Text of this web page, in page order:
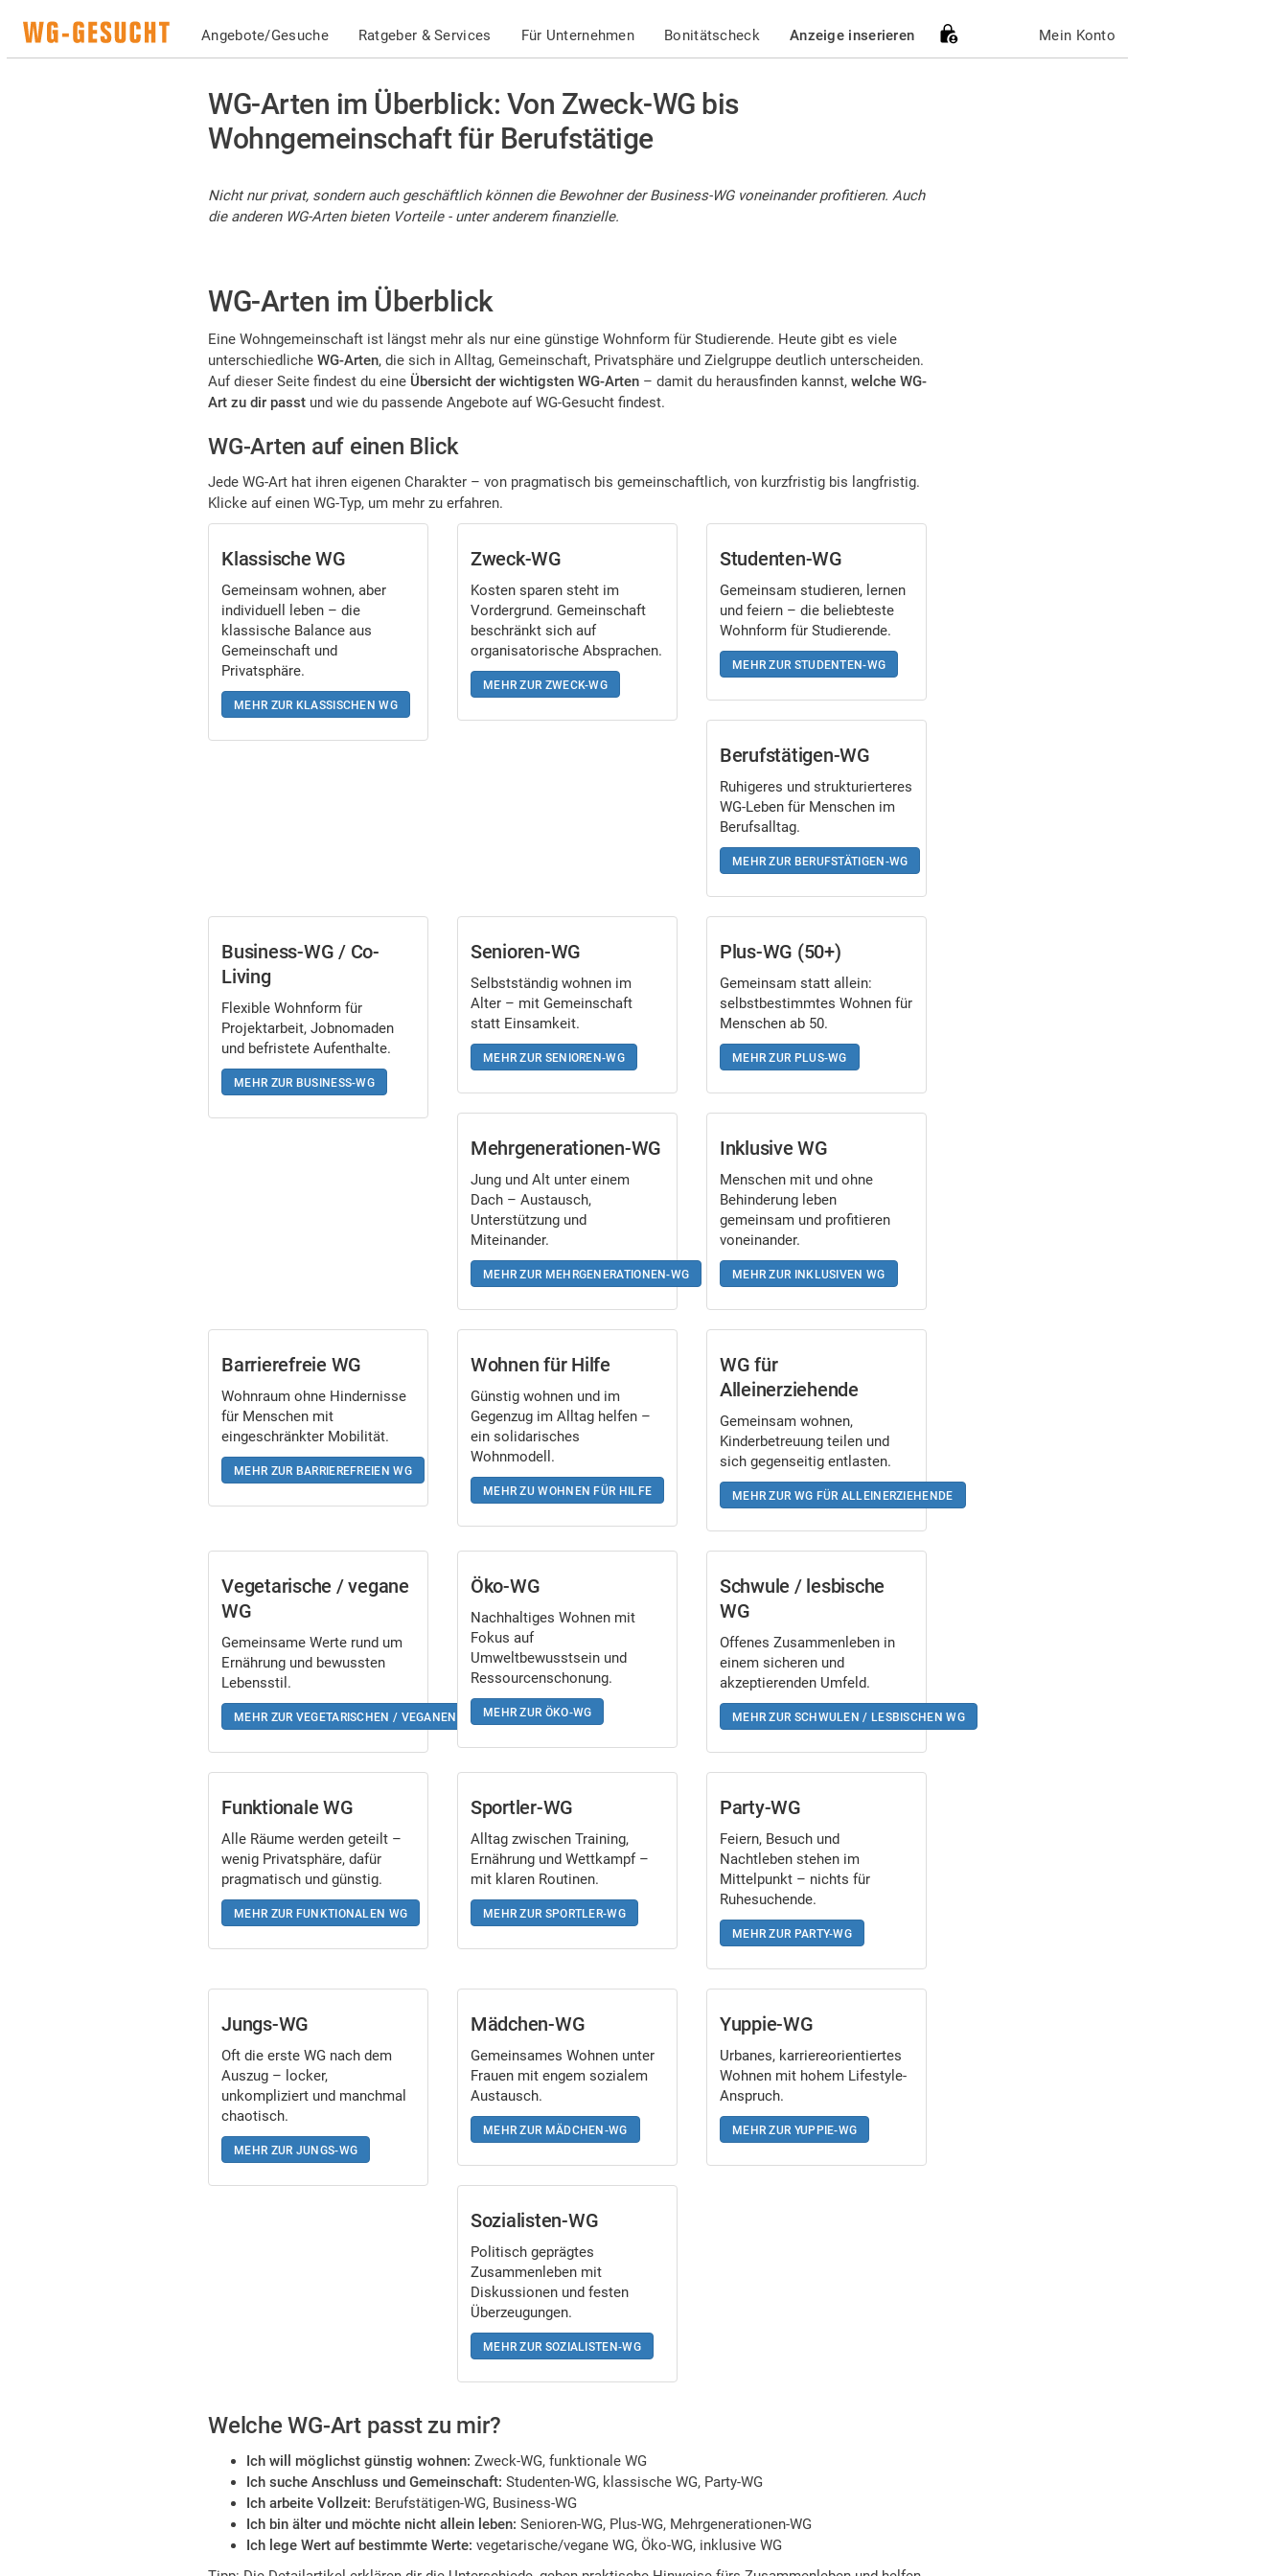
Angebote/Gesuche Ratgeber & Services Für Unternehmen Bonitätscheck Anzeige inserieren Mein Konto
WG-Arten im Überblick: Von Zweck-WG bis
Wohngemeinschaft für Berufstätige
Nicht nur privat, sondern auch geschäftlich können die Bewohner der Business-WG voneinander profitieren. Auch
die anderen WG-Arten bieten Vorteile - unter anderem finanzielle.
WG-Arten im Überblick
Eine Wohngemeinschaft ist längst mehr als nur eine günstige Wohnform für Studierende. Heute gibt es viele
unterschiedliche WG-Arten, die sich in Alltag, Gemeinschaft, Privatsphäre und Zielgruppe deutlich unterscheiden.
Auf dieser Seite findest du eine Übersicht der wichtigsten WG-Arten – damit du herausfinden kannst, welche WG-
Art zu dir passt und wie du passende Angebote auf WG-Gesucht findest.
WG-Arten auf einen Blick
Jede WG-Art hat ihren eigenen Charakter – von pragmatisch bis gemeinschaftlich, von kurzfristig bis langfristig.
Klicke auf einen WG-Typ, um mehr zu erfahren.
Klassische WG
Gemeinsam wohnen, aber
individuell leben – die
klassische Balance aus
Gemeinschaft und
Privatsphäre.
MEHR ZUR KLASSISCHEN WG
Zweck-WG
Kosten sparen steht im
Vordergrund. Gemeinschaft
beschränkt sich auf
organisatorische Absprachen.
MEHR ZUR ZWECK-WG
Studenten-WG
Gemeinsam studieren, lernen
und feiern – die beliebteste
Wohnform für Studierende.
MEHR ZUR STUDENTEN-WG
Berufstätigen-WG
Ruhigeres und strukturierteres
WG-Leben für Menschen im
Berufsalltag.
MEHR ZUR BERUFSTÄTIGEN-WG
Business-WG / Co-
Living
Flexible Wohnform für
Projektarbeit, Jobnomaden
und befristete Aufenthalte.
MEHR ZUR BUSINESS-WG
Senioren-WG
Selbstständig wohnen im
Alter – mit Gemeinschaft
statt Einsamkeit.
MEHR ZUR SENIOREN-WG
Plus-WG (50+)
Gemeinsam statt allein:
selbstbestimmtes Wohnen für
Menschen ab 50.
MEHR ZUR PLUS-WG
Mehrgenerationen-WG
Jung und Alt unter einem
Dach – Austausch,
Unterstützung und
Miteinander.
MEHR ZUR MEHRGENERATIONEN-WG
Inklusive WG
Menschen mit und ohne
Behinderung leben
gemeinsam und profitieren
voneinander.
MEHR ZUR INKLUSIVEN WG
Barrierefreie WG
Wohnraum ohne Hindernisse
für Menschen mit
eingeschränkter Mobilität.
MEHR ZUR BARRIEREFREIEN WG
Wohnen für Hilfe
Günstig wohnen und im
Gegenzug im Alltag helfen –
ein solidarisches
Wohnmodell.
MEHR ZU WOHNEN FÜR HILFE
WG für
Alleinerziehende
Gemeinsam wohnen,
Kinderbetreuung teilen und
sich gegenseitig entlasten.
MEHR ZUR WG FÜR ALLEINERZIEHENDE
Vegetarische / vegane
WG
Gemeinsame Werte rund um
Ernährung und bewussten
Lebensstil.
MEHR ZUR VEGETARISCHEN / VEGANEN WG
Öko-WG
Nachhaltiges Wohnen mit
Fokus auf
Umweltbewusstsein und
Ressourcenschonung.
MEHR ZUR ÖKO-WG
Schwule / lesbische
WG
Offenes Zusammenleben in
einem sicheren und
akzeptierenden Umfeld.
MEHR ZUR SCHWULEN / LESBISCHEN WG
Funktionale WG
Alle Räume werden geteilt –
wenig Privatsphäre, dafür
pragmatisch und günstig.
MEHR ZUR FUNKTIONALEN WG
Sportler-WG
Alltag zwischen Training,
Ernährung und Wettkampf –
mit klaren Routinen.
MEHR ZUR SPORTLER-WG
Party-WG
Feiern, Besuch und
Nachtleben stehen im
Mittelpunkt – nichts für
Ruhesuchende.
MEHR ZUR PARTY-WG
Jungs-WG
Oft die erste WG nach dem
Auszug – locker,
unkompliziert und manchmal
chaotisch.
MEHR ZUR JUNGS-WG
Mädchen-WG
Gemeinsames Wohnen unter
Frauen mit engem sozialem
Austausch.
MEHR ZUR MÄDCHEN-WG
Yuppie-WG
Urbanes, karriereorientiertes
Wohnen mit hohem Lifestyle-
Anspruch.
MEHR ZUR YUPPIE-WG
Sozialisten-WG
Politisch geprägtes
Zusammenleben mit
Diskussionen und festen
Überzeugungen.
MEHR ZUR SOZIALISTEN-WG
Welche WG-Art passt zu mir?
Ich will möglichst günstig wohnen: Zweck-WG, funktionale WG
Ich suche Anschluss und Gemeinschaft: Studenten-WG, klassische WG, Party-WG
Ich arbeite Vollzeit: Berufstätigen-WG, Business-WG
Ich bin älter und möchte nicht allein leben: Senioren-WG, Plus-WG, Mehrgenerationen-WG
Ich lege Wert auf bestimmte Werte: vegetarische/vegane WG, Öko-WG, inklusive WG